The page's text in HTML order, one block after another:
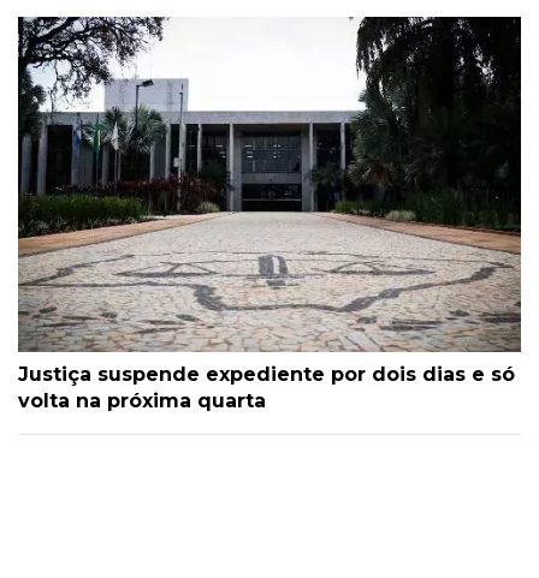
Justiça suspende expediente por dois dias e só
volta na próxima quarta